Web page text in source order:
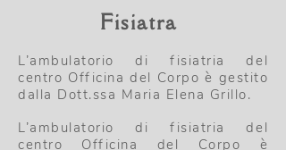
Fisiatra
L’ambulatorio di fisiatria del
centro Officina del Corpo è gestito
dalla Dott.ssa Maria Elena Grillo.
L’ambulatorio di fisiatria del
centro Officina del Corpo è